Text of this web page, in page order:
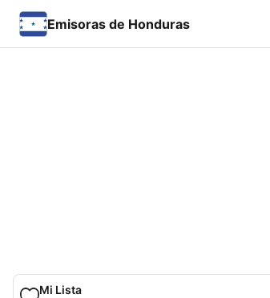
Emisoras de Honduras
Mi Lista